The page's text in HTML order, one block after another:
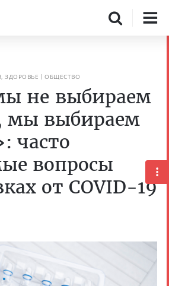
ЗДОРОВЬЕ ОБЩЕСТВО
не выбираем
мы выбираем
часто
вопросы
от COVID-19